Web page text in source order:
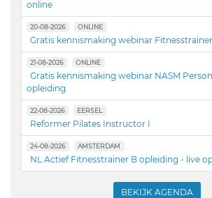
online
20-08-2026 ONLINE
Gratis kennismaking webinar
21-08-2026 ONLINE
Gratis kennismaking webinar NASM
opleiding
22-08-2026 EERSEL
Reformer Pilates Instructor I
24-08-2026 AMSTERDAM
NL Actief Fitnesstrainer B opleiding - live
BEKIJK AGENDA